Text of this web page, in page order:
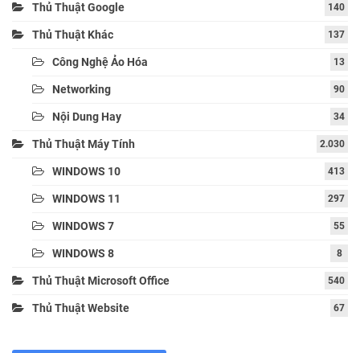
Thủ Thuật Google 140
Thủ Thuật Khác 137
Công Nghệ Ảo Hóa 13
Networking 90
Nội Dung Hay 34
Thủ Thuật Máy Tính 2.030
WINDOWS 10 413
WINDOWS 11 297
WINDOWS 7 55
WINDOWS 8 8
Thủ Thuật Microsoft Office 540
Thủ Thuật Website 67